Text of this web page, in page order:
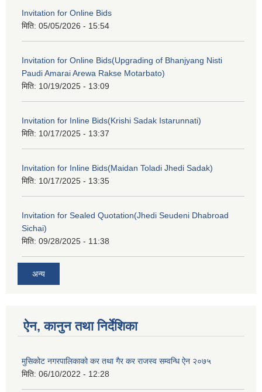
Invitation for Online Bids
मिति: 05/05/2026 - 15:54
Invitation for Online Bids(Upgrading of Bhanjyang Nisti
Paudi Amarai Arewa Rakse Motarbato)
मिति: 10/19/2025 - 13:09
Invitation for Inline Bids(Krishi Sadak Istarunnati)
मिति: 10/17/2025 - 13:37
Invitation for Inline Bids(Maidan Toladi Jhedi Sadak)
मिति: 10/17/2025 - 13:35
Invitation for Sealed Quotation(Jhedi Seudeni Dhabroad
Sichai)
मिति: 09/28/2025 - 11:38
अन्य
ऐन, कानुन तथा निर्देशिका
मुसिकोट नगरपालिकाको कर तथा गैर कर राजस्व सम्वन्धि ऐन २०७५
मिति: 06/10/2022 - 12:28